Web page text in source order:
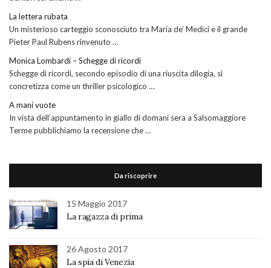
La lettera rubata
Un misterioso carteggio sconosciuto tra Maria de’ Medici e il grande
Pieter Paul Rubens rinvenuto …
Monica Lombardi – Schegge di ricordi
Schegge di ricordi, secondo episodio di una riuscita dilogia, si
concretizza come un thriller psicologico …
A mani vuote
In vista dell’appuntamento in giallo di domani sera a Salsomaggiore
Terme pubblichiamo la recensione che …
Da riscoprire
15 Maggio 2017
La ragazza di prima
26 Agosto 2017
La spia di Venezia